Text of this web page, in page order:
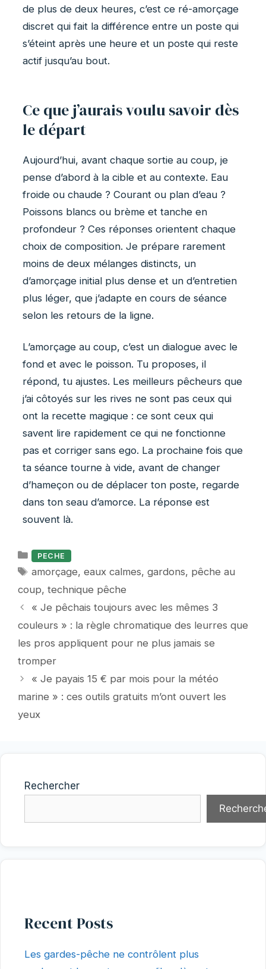
de plus de deux heures, c’est ce ré-amorçage
discret qui fait la différence entre un poste qui
s’éteint après une heure et un poste qui reste
actif jusqu’au bout.
Ce que j’aurais voulu savoir dès
le départ
Aujourd’hui, avant chaque sortie au coup, je
pense d’abord à la cible et au contexte. Eau
froide ou chaude ? Courant ou plan d’eau ?
Poissons blancs ou brème et tanche en
profondeur ? Ces réponses orientent chaque
choix de composition. Je prépare rarement
moins de deux mélanges distincts, un
d’amorçage initial plus dense et un d’entretien
plus léger, que j’adapte en cours de séance
selon les retours de la ligne.
L’amorçage au coup, c’est un dialogue avec le
fond et avec le poisson. Tu proposes, il
répond, tu ajustes. Les meilleurs pêcheurs que
j’ai côtoyés sur les rives ne sont pas ceux qui
ont la recette magique : ce sont ceux qui
savent lire rapidement ce qui ne fonctionne
pas et corriger sans ego. La prochaine fois que
ta séance tourne à vide, avant de changer
d’hameçon ou de déplacer ton poste, regarde
dans ton seau d’amorce. La réponse est
souvent là.
Catégories
PECHE
Étiquettes
amorçage,eaux calmes,gardons, pêche au
coup, technique pêche
« Je pêchais toujours avec les mêmes 3
couleurs » : la règle chromatique des leurres que
les pros appliquent pour ne plus jamais se
tromper
« Je payais 15 € par mois pour la météo
marine » : ces outils gratuits m’ont ouvert les
yeux
Rechercher
Recent Posts
Les gardes-pêche ne contrôlent plus